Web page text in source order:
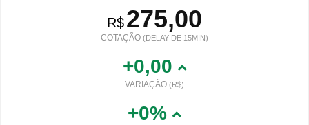
R$275,00
COTAÇÃO (DELAY DE 15MIN)
+0,00
VARIAÇÃO (R$)
+0%